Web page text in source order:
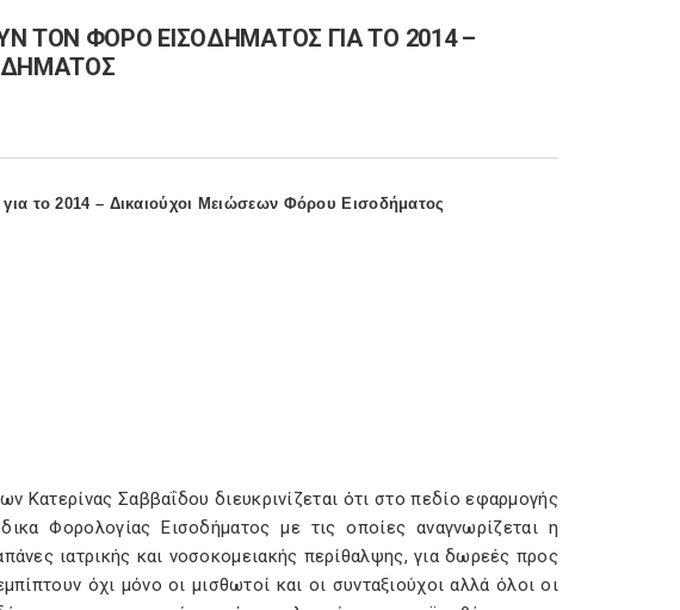
ΤΟΝ ΦΟΡΟ ΕΙΣΟΔΗΜΑΤΟΣ ΓΙΑ ΤΟ 2014 –
το 2014 – Δικαιούχοι Μειώσεων Φόρου Εισοδήματος
Κατερίνας Σαββαΐδου διευκρινίζεται ότι στο πεδίο εφαρμογής
Φορολογίας Εισοδήματος με τις οποίες αναγνωρίζεται η
ιατρικής και νοσοκομειακής περίθαλψης, για δωρεές προς
όχι μόνο οι μισθωτοί και οι συνταξιούχοι αλλά όλοι οι